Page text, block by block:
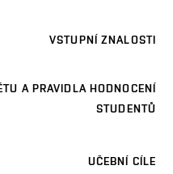
VSTUPNÍ ZNALOSTI
A PRAVIDLA HODNOCENÍ
STUDENTŮ
UČEBNÍ CÍLE